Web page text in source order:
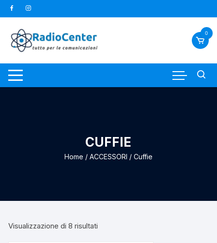
al
contenuto
0
CUFFIE
Home / ACCESSORI / Cuffie
Visualizzazione di 8 risultati